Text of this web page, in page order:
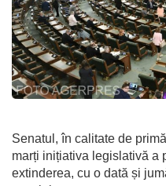
Senatul, în calitate de
marți inițiativa legislativă a
extinderea, cu o dată și